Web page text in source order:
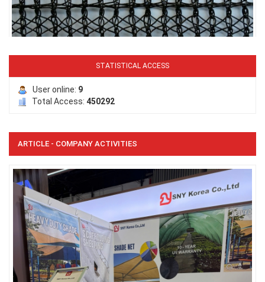
LƯỚI PHƠI NÔNG SẢN
LƯỚI HÀNG RÀO HÌNH VUÔNG
STATISTICAL ACCESS
User online: 9
Total Access: 450292
ARTICLE - COMPANY ACTIVITIES